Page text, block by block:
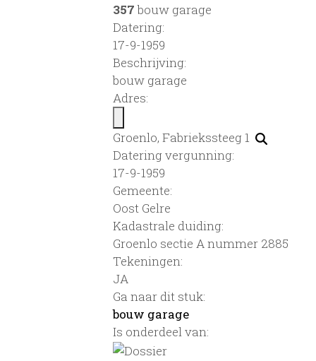
357bouw garage
Datering:
17-9-1959
Beschrijving:
bouw garage
Adres:
Groenlo, Fabriekssteeg 1
Datering vergunning:
17-9-1959
Gemeente:
Oost Gelre
Kadastrale duiding:
Groenlo sectie A nummer 2885
Tekeningen:
JA
Ga naar dit stuk:
bouw garage
Is onderdeel van: